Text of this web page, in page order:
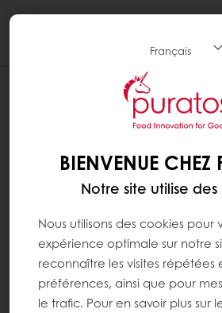
BIENVENUE CHEZ
Notre site utilise
Nous utilisons des cookies pour
expérience optimale sur notre
reconnaître les visites répétées
préférences, ainsi que pour
le trafic. Pour en savoir plus sur